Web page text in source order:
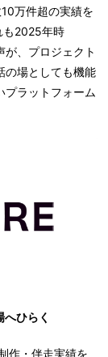
万件超の実績を
も2025年時
が、プロジェクト
場としても機能
プラットフォーム
ひらく
作・伴走実績を